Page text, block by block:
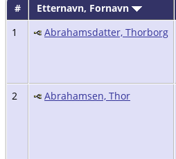
# Etternavn, Fornavn
1
Abrahamsdatter, Thorborg
2 Abrahamsen, Thor